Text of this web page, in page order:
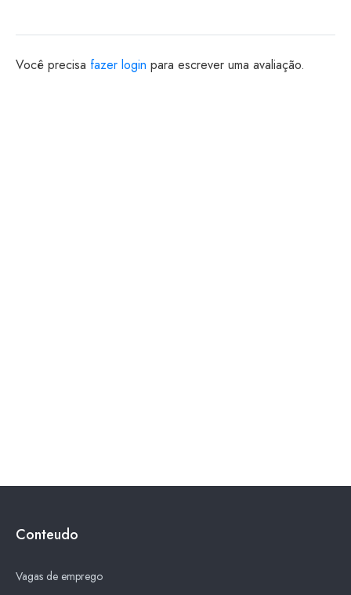
Você precisa fazer login para escrever uma avaliação.
Conteudo
Vagas de emprego